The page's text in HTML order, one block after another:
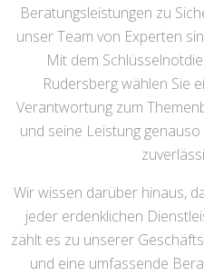
Beratungsleistungen zu
unser Team von Experten
Mit dem
Rudersberg wählen Sie
Verantwortung zum
und seine Leistung
Wir wissen darüber hinaus,
jeder erdenklichen
zählt es zu unserer
und eine umfassende